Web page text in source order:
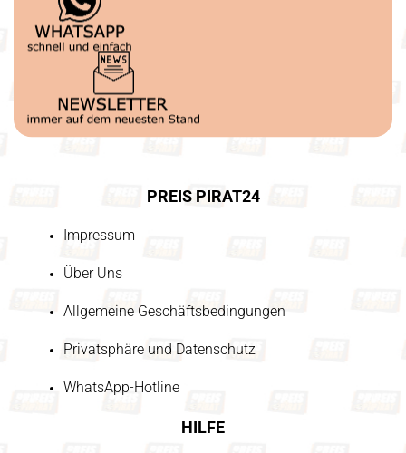
PREIS PIRAT24
Impressum
Über Uns
Allgemeine Geschäftsbedingungen
Privatsphäre und Datenschutz
WhatsApp-Hotline
HILFE